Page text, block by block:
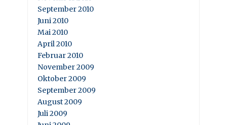
September 2010
Juni 2010
Mai 2010
April 2010
Februar 2010
November 2009
Oktober 2009
September 2009
August 2009
Juli 2009